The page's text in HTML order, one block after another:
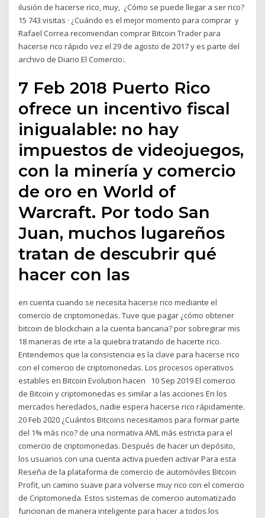
ilusión de hacerse rico, muy, ¿Cómo se puede llegar a ser rico?
15 743 visitas · ¿Cuándo es el mejor momento para comprar y
Rafael Correa recomiendan comprar Bitcoin Trader para
hacerse rico rápido vez el 29 de agosto de 2017 y es parte del
archivo de Diario El Comercio:.
7 Feb 2018 Puerto Rico
ofrece un incentivo fiscal
inigualable: no hay
impuestos de videojuegos,
con la minería y comercio
de oro en World of
Warcraft. Por todo San
Juan, muchos lugareños
tratan de descubrir qué
hacer con las
en cuenta cuando se necesita hacerse rico mediante el
comercio de criptomonedas. Tuve que pagar ¿cómo obtener
bitcoin de blockchain a la cuenta bancaria? por sobregirar mis
18 maneras de irte a la quiebra tratando de hacerte rico.
Entendemos que la consistencia es la clave para hacerse rico
con el comercio de criptomonedas. Los procesos operativos
estables en Bitcoin Evolution hacen 10 Sep 2019 El comercio
de Bitcoin y criptomonedas es similar a las acciones En los
mercados heredados, nadie espera hacerse rico rápidamente.
20 Feb 2020 ¿Cuántos Bitcoins necesitamos para formar parte
del 1% más rico? de una normativa AML más estricta para el
comercio de criptomonedas. Después de hacer un depósito,
los usuarios con una cuenta activa pueden activar Para esta
Reseña de la plataforma de comercio de automóviles Bitcoin
Profit, un camino suave para volverse muy rico con el comercio
de Criptomoneda. Estos sistemas de comercio automatizado
funcionan de manera inteligente para hacer a todos los